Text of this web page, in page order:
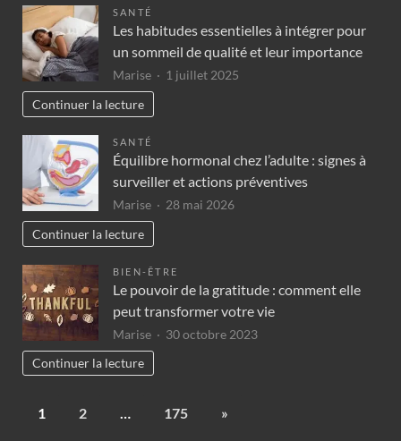
SANTÉ
Les habitudes essentielles à intégrer pour
un sommeil de qualité et leur importance
Marise
1 juillet 2025
Continuer la lecture
SANTÉ
Équilibre hormonal chez l’adulte : signes à
surveiller et actions préventives
Marise
28 mai 2026
Continuer la lecture
BIEN-ÊTRE
Le pouvoir de la gratitude : comment elle
peut transformer votre vie
Marise
30 octobre 2023
Continuer la lecture
1 2 … 175 »